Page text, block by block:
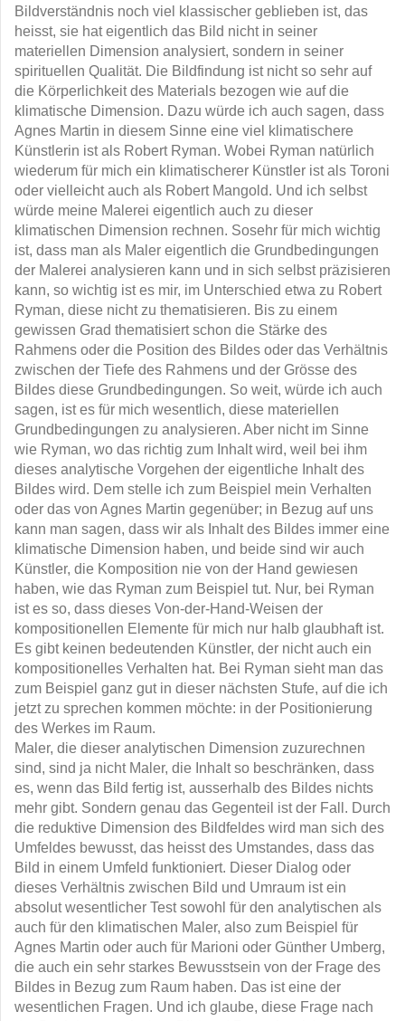
Bildverständnis noch viel klassischer geblieben ist, das
heisst, sie hat eigentlich das Bild nicht in seiner
materiellen Dimension analysiert, sondern in seiner
spirituellen Qualität. Die Bildfindung ist nicht so sehr auf
die Körperlichkeit des Materials bezogen wie auf die
klimatische Dimension. Dazu würde ich auch sagen, dass
Agnes Martin in diesem Sinne eine viel klimatischere
Künstlerin ist als Robert Ryman. Wobei Ryman natürlich
wiederum für mich ein klimatischerer Künstler ist als Toroni
oder vielleicht auch als Robert Mangold. Und ich selbst
würde meine Malerei eigentlich auch zu dieser
klimatischen Dimension rechnen. Sosehr für mich wichtig
ist, dass man als Maler eigentlich die Grundbedingungen
der Malerei analysieren kann und in sich selbst präzisieren
kann, so wichtig ist es mir, im Unterschied etwa zu Robert
Ryman, diese nicht zu thematisieren. Bis zu einem
gewissen Grad thematisiert schon die Stärke des
Rahmens oder die Position des Bildes oder das Verhältnis
zwischen der Tiefe des Rahmens und der Grösse des
Bildes diese Grundbedingungen. So weit, würde ich auch
sagen, ist es für mich wesentlich, diese materiellen
Grundbedingungen zu analysieren. Aber nicht im Sinne
wie Ryman, wo das richtig zum Inhalt wird, weil bei ihm
dieses analytische Vorgehen der eigentliche Inhalt des
Bildes wird. Dem stelle ich zum Beispiel mein Verhalten
oder das von Agnes Martin gegenüber; in Bezug auf uns
kann man sagen, dass wir als Inhalt des Bildes immer eine
klimatische Dimension haben, und beide sind wir auch
Künstler, die Komposition nie von der Hand gewiesen
haben, wie das Ryman zum Beispiel tut. Nur, bei Ryman
ist es so, dass dieses Von-der-Hand-Weisen der
kompositionellen Elemente für mich nur halb glaubhaft ist.
Es gibt keinen bedeutenden Künstler, der nicht auch ein
kompositionelles Verhalten hat. Bei Ryman sieht man das
zum Beispiel ganz gut in dieser nächsten Stufe, auf die ich
jetzt zu sprechen kommen möchte: in der Positionierung
des Werkes im Raum.
Maler, die dieser analytischen Dimension zuzurechnen
sind, sind ja nicht Maler, die Inhalt so beschränken, dass
es, wenn das Bild fertig ist, ausserhalb des Bildes nichts
mehr gibt. Sondern genau das Gegenteil ist der Fall. Durch
die reduktive Dimension des Bildfeldes wird man sich des
Umfeldes bewusst, das heisst des Umstandes, dass das
Bild in einem Umfeld funktioniert. Dieser Dialog oder
dieses Verhältnis zwischen Bild und Umraum ist ein
absolut wesentlicher Test sowohl für den analytischen als
auch für den klimatischen Maler, also zum Beispiel für
Agnes Martin oder auch für Marioni oder Günther Umberg,
die auch ein sehr starkes Bewusstsein von der Frage des
Bildes in Bezug zum Raum haben. Das ist eine der
wesentlichen Fragen. Und ich glaube, diese Frage nach